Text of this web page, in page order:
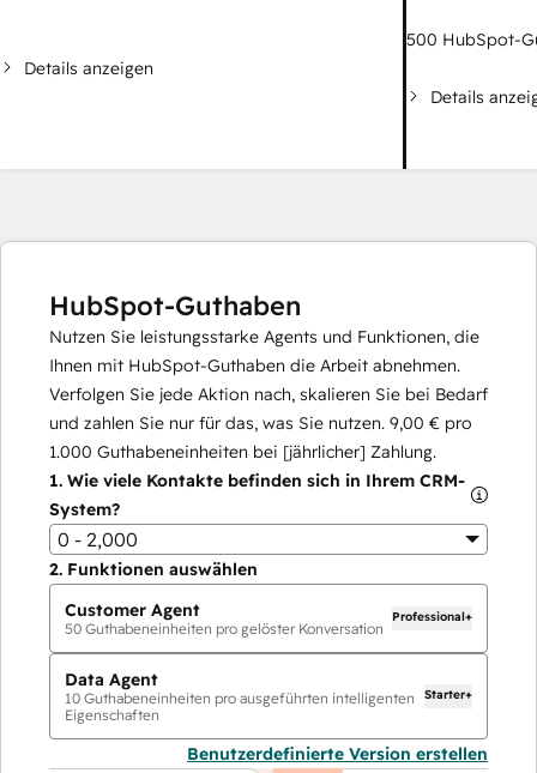
Details anzeigen
500 HubSpot-
Details
HubSpot-Guthaben
Nutzen Sie leistungsstarke Agents und Funktionen, die
Ihnen mit HubSpot-Guthaben die Arbeit abnehmen.
Verfolgen Sie jede Aktion nach, skalieren Sie bei Bedarf
und zahlen Sie nur für das, was Sie nutzen. 9,00 € pro
1.000 Guthabeneinheiten bei [jährlicher] Zahlung.
1. Wie viele Kontakte befinden sich in Ihrem CRM-
System?
0 - 2,000
2. Funktionen auswählen
Customer Agent
50 Guthabeneinheiten pro gelöster Konversation
Professional+
Data Agent
10 Guthabeneinheiten pro ausgeführten intelligenten
Eigenschaften
Starter+
Benutzerdefinierte Version erstellen